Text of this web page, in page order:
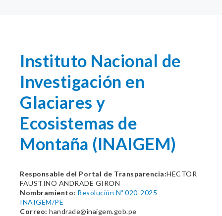
Instituto Nacional de
Investigación en
Glaciares y
Ecosistemas de
Montaña (INAIGEM)
Responsable del Portal de Transparencia:HECTOR
FAUSTINO ANDRADE GIRON
Nombramiento: Resolución Nº 020-2025-
INAIGEM/PE
Correo: handrade@inaigem.gob.pe